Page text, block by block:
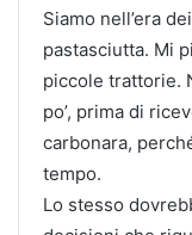
Siamo nell’era
pastasciutta. Mi
piccole trattorie.
po’, prima di
carbonara,
tempo.
Lo stesso